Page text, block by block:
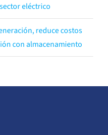
eléctrico
reduce costos
con almacenamiento